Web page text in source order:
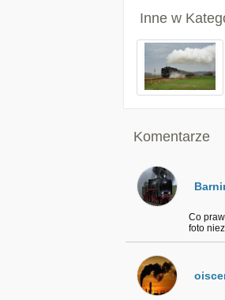
Inne w
Komentarze
Co
foto